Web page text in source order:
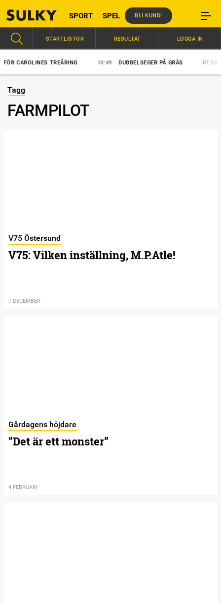
SPORT SPEL BLI KUND!
TREÅRING DUBBELSEGER PÅ GRÄS 07:26
STARTLISTOR RESULTAT LOGGA IN
Tagg
FARMPILOT
V75 Östersund
V75: Vilken inställning, M.P.Atle!
7 DECEMBER
Gårdagens höjdare
”Det är ett monster”
4 FEBRUARI